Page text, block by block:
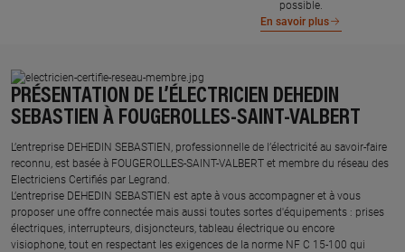
possible.
En savoir plus
PRÉSENTATION DE L’ÉLECTRICIEN DEHEDIN
SEBASTIEN À FOUGEROLLES-SAINT-VALBERT
L’entreprise DEHEDIN SEBASTIEN, professionnelle de l’électricité au savoir-faire
reconnu, est basée à FOUGEROLLES-SAINT-VALBERT et membre du réseau des
Electriciens Certifiés par Legrand.​
L’entreprise DEHEDIN SEBASTIEN est apte à vous accompagner et à vous
proposer une offre connectée mais aussi toutes sortes d'équipements : prises
électriques, interrupteurs, disjoncteurs, tableau électrique ou encore
visiophone, tout en respectant les exigences de la norme NF C 15-100 qui